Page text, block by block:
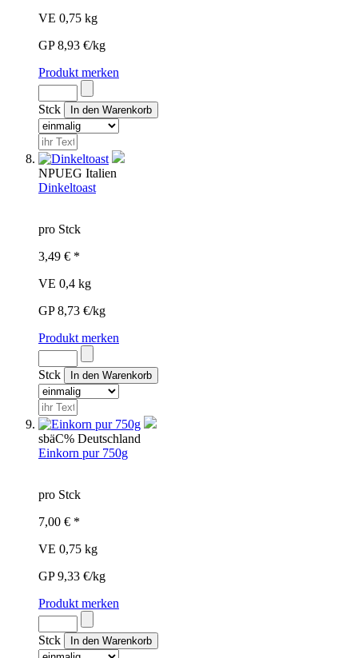
VE 0,75 kg
GP 8,93 €/kg
Produkt merken
Stck
NPUEG Italien
Dinkeltoast
pro Stck
3,49 € *
VE 0,4 kg
GP 8,73 €/kg
Produkt merken
Stck
sbäC% Deutschland
Einkorn pur 750g
pro Stck
7,00 € *
VE 0,75 kg
GP 9,33 €/kg
Produkt merken
Stck